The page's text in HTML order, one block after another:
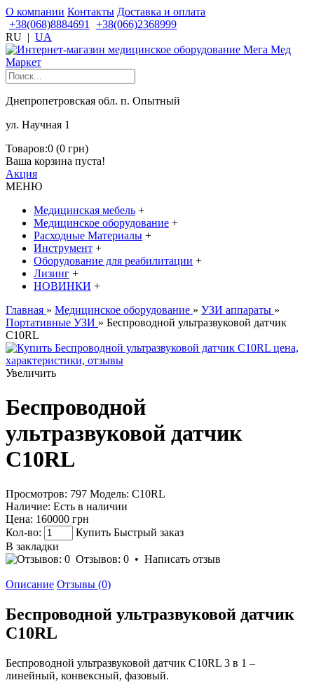
О компании Контакты Доставка и оплата
+38(068)8884691
+38(066)2368999
RU | UA
Днепропетровская обл. п. Опытный
ул. Научная 1
Товаров:0 (0 грн)
Ваша корзина пуста!
Акция
МЕНЮ
Медицинская мебель +
Медицинское оборудование +
Расходные Материалы +
Инструмент +
Оборудование для реабилитации +
Лизинг +
НОВИНКИ +
Главная » Медицинское оборудование » УЗИ аппараты »
Портативные УЗИ » Беспроводной ультразвуковой датчик
C10RL
Увеличить
Беспроводной
ультразвуковой датчик
C10RL
Просмотров: 797 Модель: C10RL
Наличие: Есть в наличии
Цена: 160000 грн
Кол-во:
Купить Быстрый заказ
В закладки
Отзывов: 0 • Написать отзыв
Описание Отзывы (0)
Беспроводной ультразвуковой датчик
C10RL
Беспроводной ультразвуковой датчик C10RL 3 в 1 –
линейный, конвексный, фазовый.